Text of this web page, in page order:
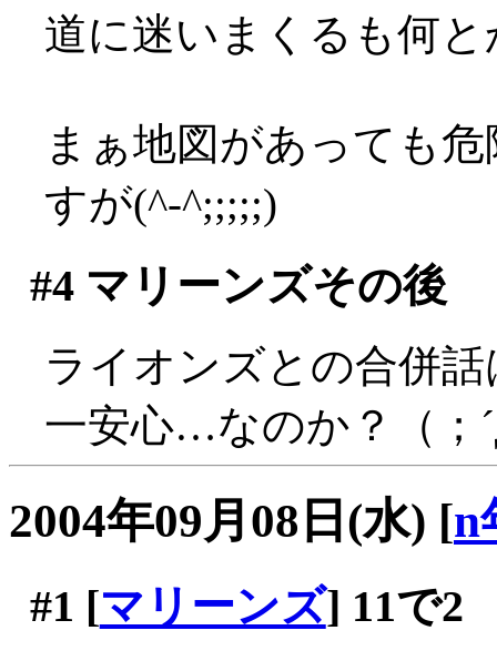
道に迷いまくるも何
まぁ地図があっても
すが(^-^;;;;;)
#4マリーンズその後
ライオンズとの合併
一安心…なのか？（；
2004年09月08日(水) [n
#1 [マリーンズ] 11で2